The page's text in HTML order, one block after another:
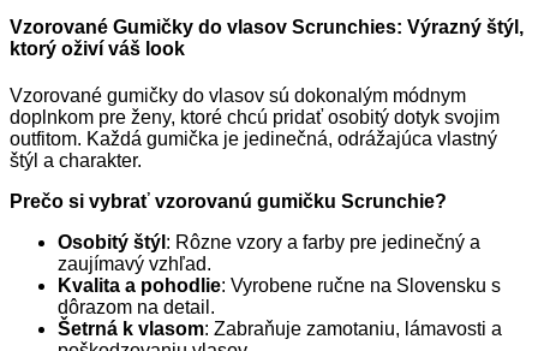
Vzorované Gumičky do vlasov Scrunchies: Výrazný štýl,
ktorý oživí váš look
Vzorované gumičky do vlasov sú dokonalým módnym
doplnkom pre ženy, ktoré chcú pridať osobitý dotyk svojim
outfitom. Každá gumička je jedinečná, odrážajúca vlastný
štýl a charakter.
Prečo si vybrať vzorovanú gumičku Scrunchie?
Osobitý štýl : Rôzne vzory a farby pre jedinečný a
zaujímavý vzhľad.
Kvalita a pohodlie: Vyrobene ručne na Slovensku s
dôrazom na detail.
Šetrná k vlasom: Zabraňuje zamotaniu, lámavosti a